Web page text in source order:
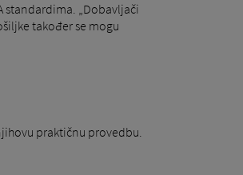
standardima. „Dobavljači
također se mogu
praktičnu provedbu.